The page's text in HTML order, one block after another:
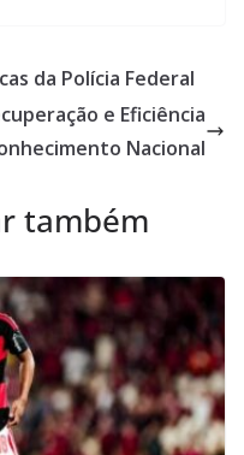
da Polícia Federal
e Eficiência
Nacional
também